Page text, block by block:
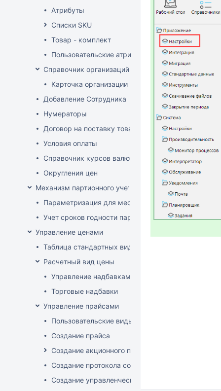
Атрибуты
Списки SKU
Товар - комплект
Пользовательские атрибуты
Справочник организаций
Карточка организации
Добавление Сотрудника
Нумераторы
Договор на поставку товаров (форма)
Условия оплаты
Справочник курсов валют
Округления цен
Механизм партионного учета
Параметризация для места хранения механизма
Учет сроков годности партий
Управление ценами
Таблица стандартных видов цен
Расчетный вид цены
Управление надбавками
Торговые надбавки
Управление прайсами
Пользовательские виды цен
Создание прайса
Создание акционного прайса
Создание протокола согласования цен
Создание управленческого прайса